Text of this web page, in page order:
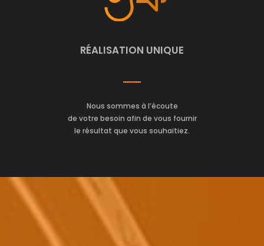
RÉALISATION UNIQUE
Nous sommes à l’écoute
de votre besoin afin de vous fournir
le résultat que vous souhaitiez.